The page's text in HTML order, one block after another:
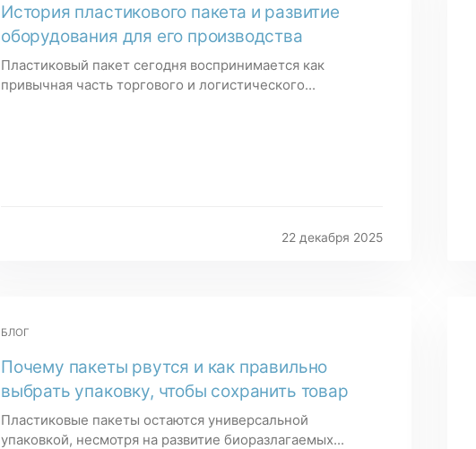
История пластикового пакета и развитие
оборудования для его производства
Пластиковый пакет сегодня воспринимается как
привычная часть торгового и логистического...
22 декабря 2025
БЛОГ
Почему пакеты рвутся и как правильно
выбрать упаковку, чтобы сохранить товар
Пластиковые пакеты остаются универсальной
упаковкой, несмотря на развитие биоразлагаемых...